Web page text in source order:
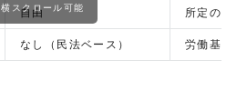
自由 所定の時
なし（民法ベース） 労働基準
横スクロール可能